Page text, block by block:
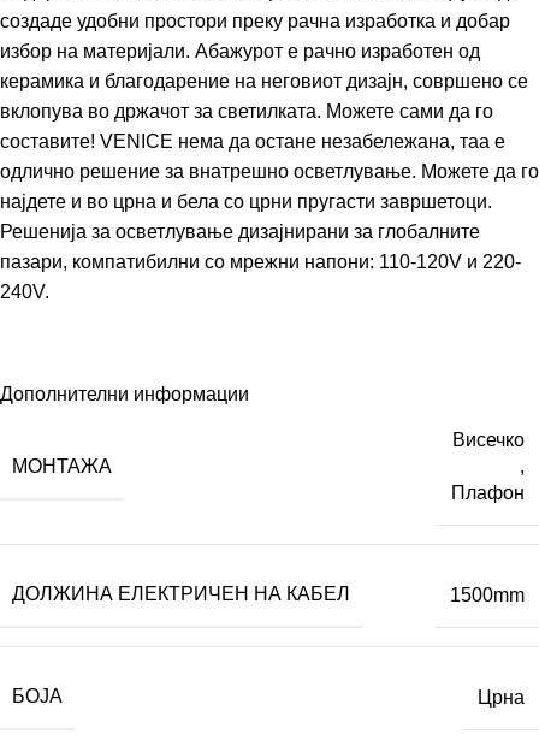
создаде удобни простори преку рачна изработка и добар
избор на материјали. Абажурот е рачно изработен од
керамика и благодарение на неговиот дизајн, совршено се
вклопува во држачот за светилката. Можете сами да го
составите! VENICE нема да остане незабележана, таа е
одлично решение за внатрешно осветлување. Можете да го
најдете и во црна и бела со црни пругасти завршетоци.
Решенија за осветлување дизајнирани за глобалните
пазари, компатибилни со мрежни напони: 110-120V и 220-
240V.
Дополнителни информации
МОНТАЖА
Висечко
,
Плафон
ДОЛЖИНА ЕЛЕКТРИЧЕН НА КАБЕЛ 1500mm
БОЈА Црна